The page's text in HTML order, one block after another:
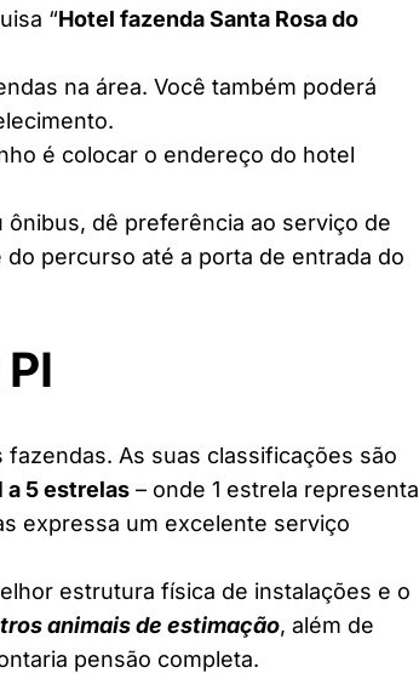
“Hotel fazenda Santa Rosa do
na área. Você também poderá
é colocar o endereço do hotel
dê preferência ao serviço de
percurso até a porta de entrada do
As suas classificações são
a 5 estrelas – onde 1 estrela representa
expressa um excelente serviço
estrutura física de instalações e o
animais de estimação, além de
pensão completa.